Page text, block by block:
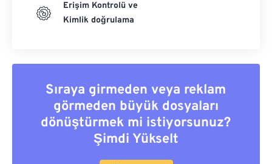
Erişim Kontrolü ve
Kimlik doğrulama
Sıraya girmeden veya reklam
görmeden büyük dosyaları
dönüştürmek mi istiyorsunuz?
Şimdi Yükselt